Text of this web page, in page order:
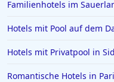
Familienhotels im
Hotels mit Pool auf dem
Hotels mit Privatpool in
Romantische Hotels in